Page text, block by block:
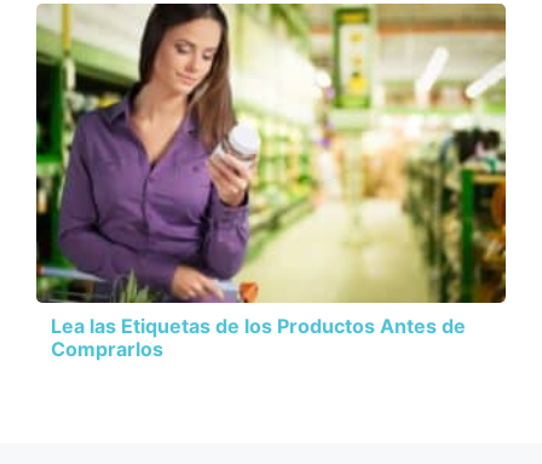
Lea las Etiquetas de los Productos Antes de
Comprarlos